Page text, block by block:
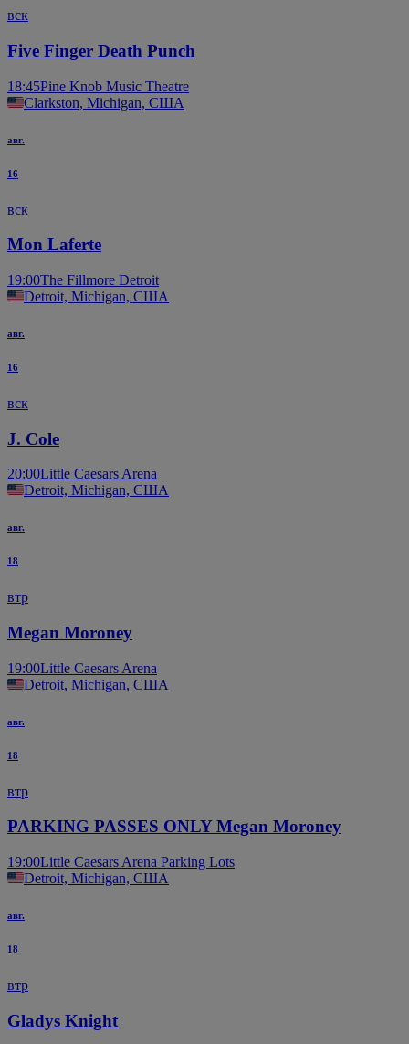
вск
Five Finger Death Punch
18:45Pine Knob Music Theatre
Clarkston, Michigan, США
авг.
16
вск
Mon Laferte
19:00The Fillmore Detroit
Detroit, Michigan, США
авг.
16
вск
J. Cole
20:00Little Caesars Arena
Detroit, Michigan, США
авг.
18
втр
Megan Moroney
19:00Little Caesars Arena
Detroit, Michigan, США
авг.
18
втр
PARKING PASSES ONLY Megan Moroney
19:00Little Caesars Arena Parking Lots
Detroit, Michigan, США
авг.
18
втр
Gladys Knight